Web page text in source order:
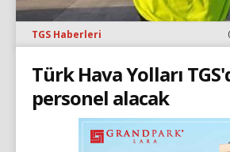
TGS Haberleri
Türk Hava Yolları
personel alacak